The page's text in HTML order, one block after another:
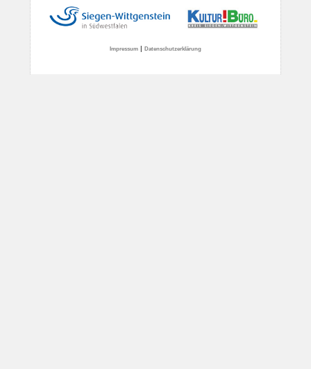
Impressum | Datenschutzerklärung